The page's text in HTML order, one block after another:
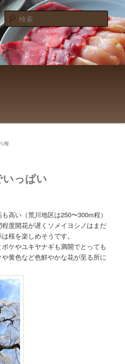
らせブログ
検
索
桜
っぱい
高い（荒川地区は250〜300m程）
度開花が遅くソメイヨシノはまだ
桜を楽しめそうです。
ケやユキヤナギも満開でとっても
黄色など色鮮やかな花が至る所に